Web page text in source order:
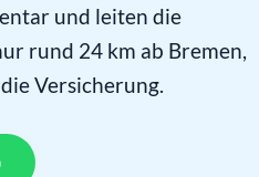
und leiten die
rund 24 km ab Bremen,
Versicherung.